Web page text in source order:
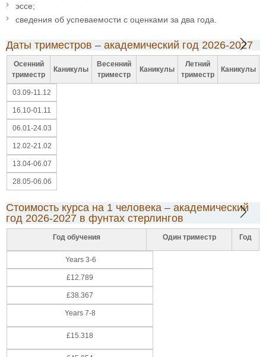
эссе;
сведения об успеваемости с оценками за два года.
Даты триместров – академический год 2026-2027
Осенний
триместр
Каникулы
Весенний
триместр
Каникулы
Летний
триместр
Каникулы
03.09-11.12
16.10-01.11
06.01-24.03
12.02-21.02
13.04-06.07
28.05-06.06
Стоимость курса на 1 человека – академический
год 2026-2027 в фунтах стерлингов
Год обучения Один триместр Год
Years 3-6
£12.789
£38.367
Years 7-8
£15.318